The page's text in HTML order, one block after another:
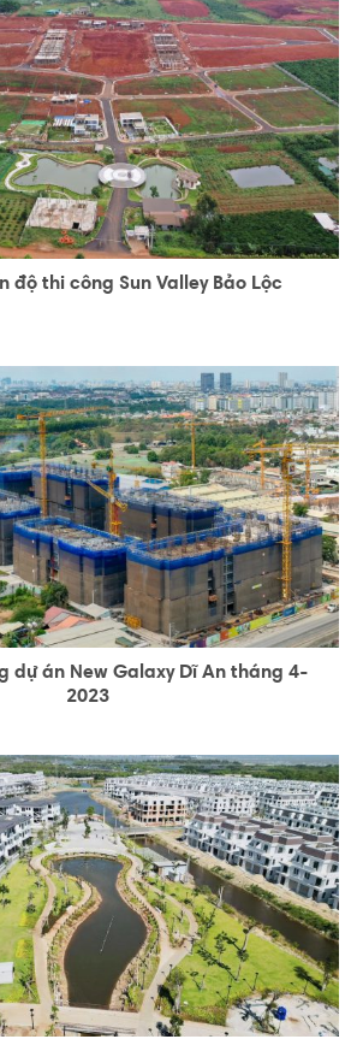
độ thi công Sun Valley Bảo Lộc
dự án New Galaxy Dĩ An tháng 4-
2023